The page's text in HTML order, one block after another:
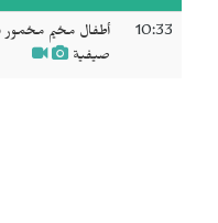
10:33
أطفال مخيم مخمور
صيفية